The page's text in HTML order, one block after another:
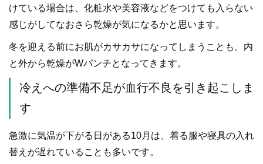
けている場合は、化粧水や美容液などをつけても入らない
感じがしてなおさら乾燥が気になるかと思います。
冬を迎える前にお肌がカサカサになってしまうことも。内
と外から乾燥がWパンチとなってきます。
冷えへの準備不足が血行不良を引き起こしま
す
急激に気温が下がる日がある10月は、着る服や寝具の入れ
替えが遅れていることも多いです。